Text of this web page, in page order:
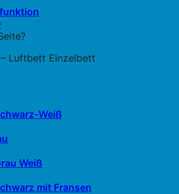
– Luftbett Einzelbett
Weiß
Weiß
mit Fransen